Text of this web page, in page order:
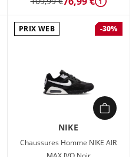
Détails
PRIX WEB -30%
NIKE
Chaussures Homme NIKE AIR